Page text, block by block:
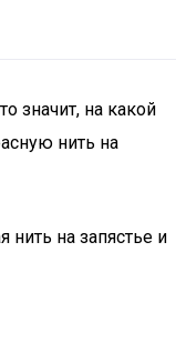
значит, на какой
нить на
на запястье и